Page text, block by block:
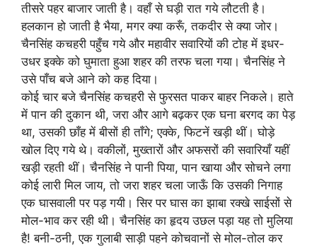
तीसरे पहर बाजार जाती है। वहाँ से घड़ी रात गये लौटती है।
हलकान हो जाती है भैया, मगर क्या करूँ, तकदीर से क्या जोर।
चैनसिंह कचहरी पहुँच गये और महावीर सवारियों की टोह में इधर-
उधर इक्के को घुमाता हुआ शहर की तरफ चला गया। चैनसिंह ने
उसे पाँच बजे आने को कह दिया।
कोई चार बजे चैनसिंह कचहरी से फुरसत पाकर बाहर निकले। हाते
में पान की दुकान थी, जरा और आगे बढ़कर एक घना बरगद का पेड़
था, उसकी छाँह में बीसों ही ताँगे; एक्के, फिटनें खड़ी थीं। घोड़े
खोल दिए गये थे। वकीलों, मुख्तारों और अफसरों की सवारियाँ यहीं
खड़ी रहती थीं। चैनसिंह ने पानी पिया, पान खाया और सोचने लगा
कोई लारी मिल जाय, तो जरा शहर चला जाऊँ कि उसकी निगाह
एक घासवाली पर पड़ गयी। सिर पर घास का झाबा रक्खे साईसों से
मोल-भाव कर रही थी। चैनसिंह का हृदय उछल पड़ा यह तो मुलिया
है! बनी-ठनी, एक गुलाबी साड़ी पहने कोचवानों से मोल-तोल कर